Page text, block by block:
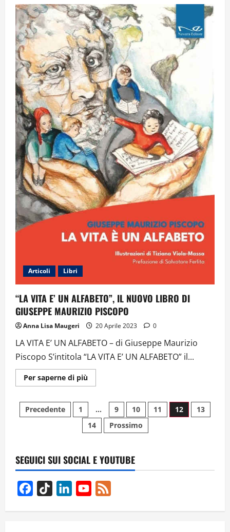
LETTERARIO
ALESSIO
DI
GIOVANNI.
PRIMO
PREMIO
ALLO
SCRITTORE
SICILIANO
ACCURSIO
SOLDANO
Articoli Libri
“LA VITA E’ UN ALFABETO”, IL NUOVO LIBRO DI
GIUSEPPE MAURIZIO PISCOPO
Anna Lisa Maugeri 20 Aprile 2023 0
LA VITA E’ UN ALFABETO – di Giuseppe Maurizio
Piscopo S’intitola “LA VITA E’ UN ALFABETO” il...
Per saperne di piùUlteriori
informazioni
VITA
UN
ALFABETO”,
IL
DI
GIUSEPPE
MAURIZIO
Paginazione
articoli
Precedente 1 … 9 10 11 12
13
14
Prossimo
SEGUICI SUI SOCIAL E YOUTUBE
Facebook
TikTok LinkedInYouTube